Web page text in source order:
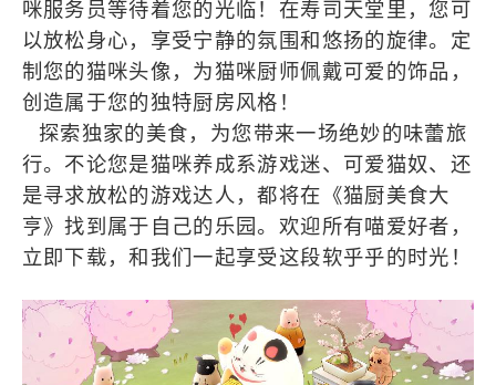
咪服务员等待着您的光临！在寿司天堂里，您可
以放松身心，享受宁静的氛围和悠扬的旋律。定
制您的猫咪头像，为猫咪厨师佩戴可爱的饰品，
创造属于您的独特厨房风格！
探索独家的美食，为您带来一场绝妙的味蕾旅
行。不论您是猫咪养成系游戏迷、可爱猫奴、还
是寻求放松的游戏达人，都将在《猫厨美食大
亨》找到属于自己的乐园。欢迎所有喵爱好者，
立即下载，和我们一起享受这段软乎乎的时光！